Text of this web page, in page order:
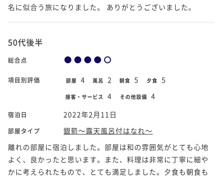
名に似合う旅になりました。 ありがとうございました。
50代後半
総合点
項目別評価 部屋 4 風呂 2 朝食 5 夕食 5
接客・サービス 4 その他設備 4
宿泊日 2022年2月11日
部屋タイプ
銀箭～露天風呂付はなれ～
離れの部屋に宿泊しました。部屋は和の雰囲気がとても心地
よく、良かったと思います。また、料理は非常に丁寧に細や
かに考えられたもので、とても満足しました。夕食も朝食も